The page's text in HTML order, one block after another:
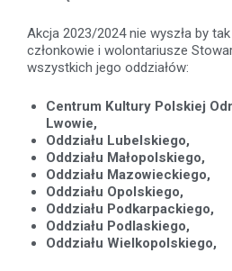
Akcja 2023/2024 nie wyszła by
członkowie i wolontariusze
wszystkich jego oddziałów:
Centrum Kultury Polskiej
Lwowie,
Oddziału Lubelskiego,
Oddziału Małopolskiego,
Oddziału Mazowieckiego,
Oddziału Opolskiego,
Oddziału Podkarpackiego,
Oddziału Podlaskiego,
Oddziału Wielkopolskiego,